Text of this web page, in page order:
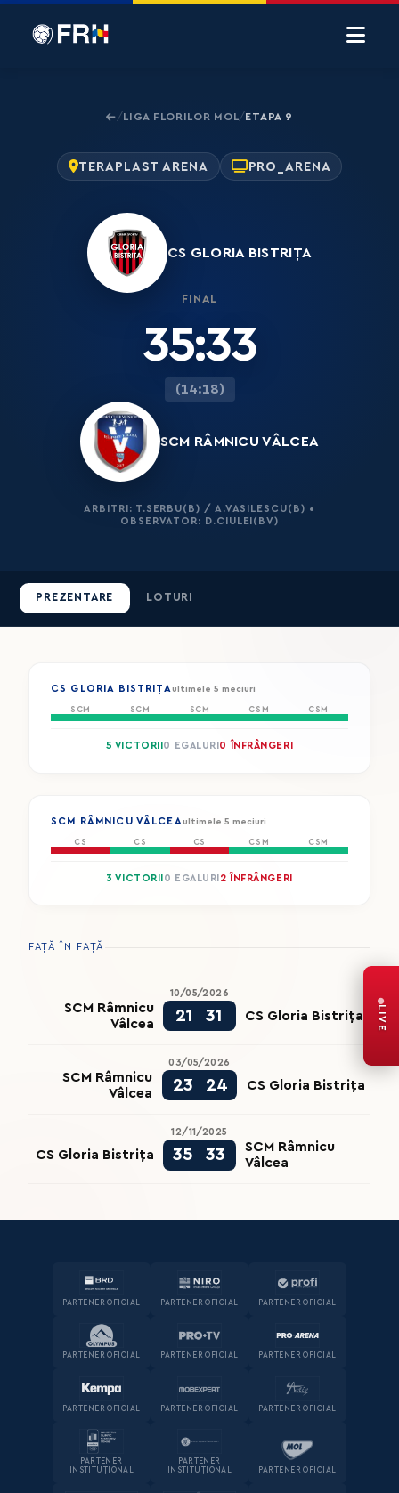
/LIGA FLORILOR MOL/ETAPA 9
TERAPLAST ARENA PRO_ARENA
CS GLORIA BISTRIȚA
FINAL
35:33
(14:18)
SCM RÂMNICU VÂLCEA
ARBITRI: T.SERBU(B) / A.VASILESCU(B) •
OBSERVATOR: D.CIULEI(BV)
PREZENTARE LOTURI
CS GLORIA BISTRIȚA ultimele 5 meciuri
SCM SCM SCM CSM CSM
5 VICTORII 0 EGALURI 0 ÎNFRÂNGERI
SCM RÂMNICU VÂLCEA ultimele 5 meciuri
CS CS CS CSM CSM
3 VICTORII 0 EGALURI 2 ÎNFRÂNGERI
FAȚĂ ÎN FAȚĂ
10/05/2026
SCM Râmnicu
Vâlcea
21 31 CS Gloria Bistrița
03/05/2026
SCM Râmnicu
Vâlcea
23 24 CS Gloria Bistrița
12/11/2025
CS Gloria Bistrița 35 33
SCM Râmnicu
Vâlcea
PARTENER OFICIAL PARTENER OFICIAL PARTENER OFICIAL
PARTENER OFICIAL PARTENER OFICIAL PARTENER OFICIAL
PARTENER OFICIAL PARTENER OFICIAL PARTENER OFICIAL
PARTENER
INSTITUȚIONAL
PARTENER
INSTITUȚIONAL
PARTENER OFICIAL
LIVE